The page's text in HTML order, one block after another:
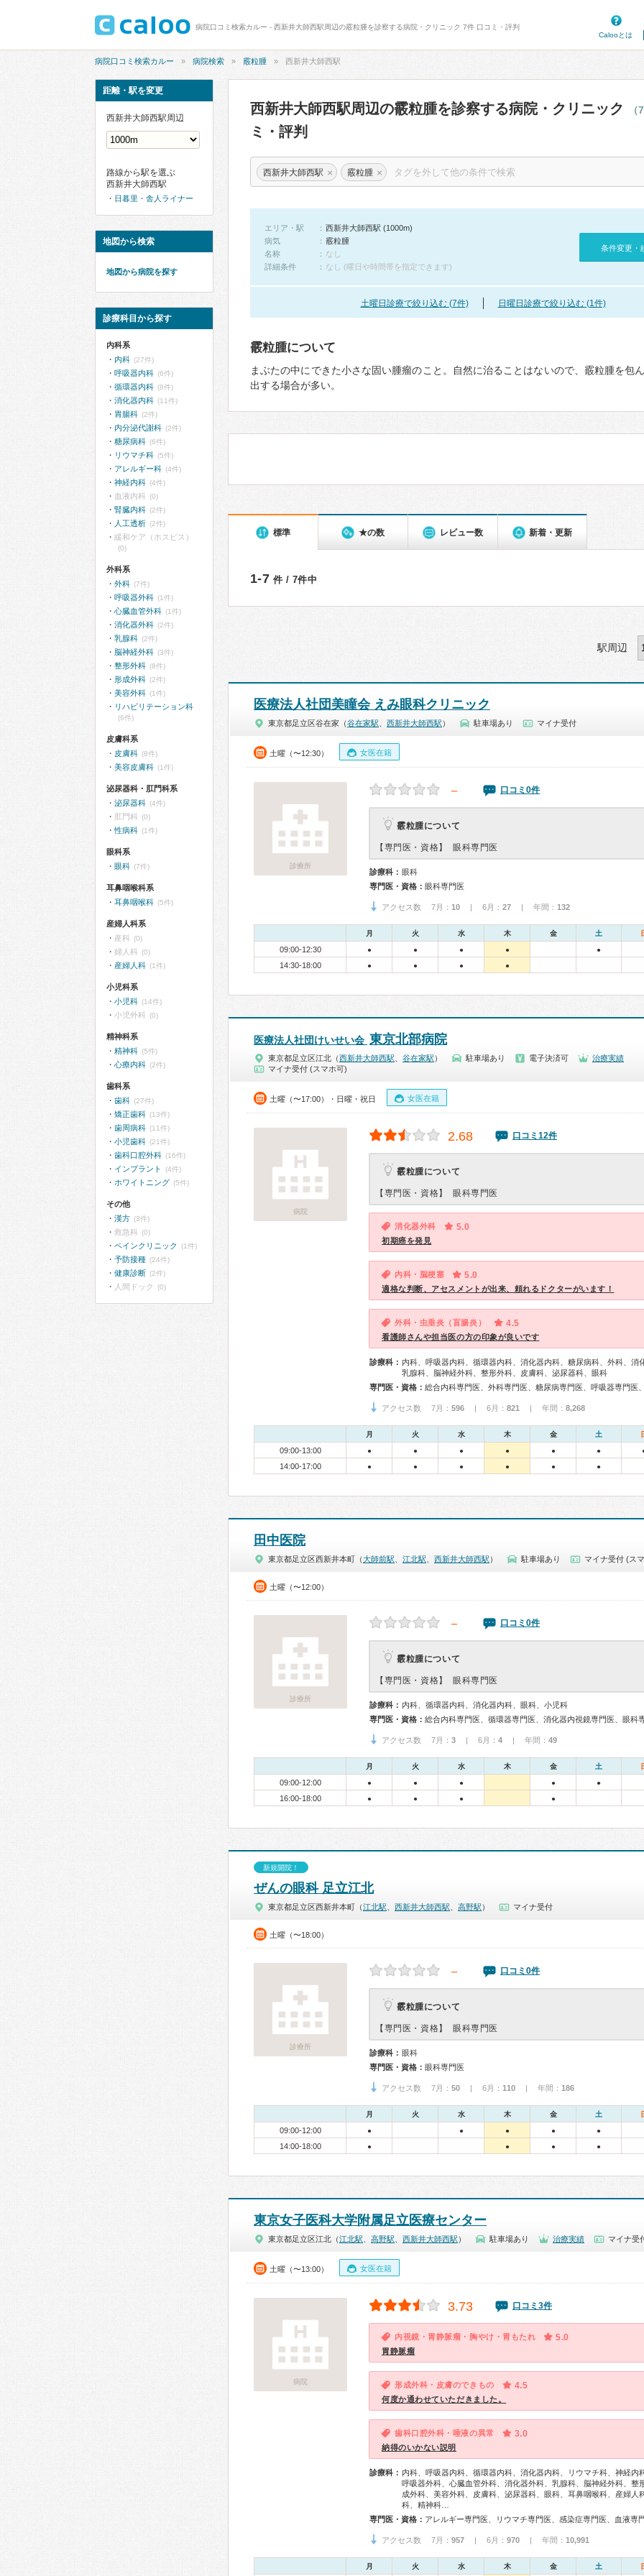
病院口コミ検索カルー - 西新井大師西駅周辺の霰粒腫を診察する病院・クリニック 7件 口コミ・評判
Calooとは
病院口コミ検索カルー 病院検索 霰粒腫 西新井大師西駅
西新井大師西駅周辺の霰粒腫を診察する病院・クリニック
ミ・評判
西新井大師西駅 × 霰粒腫 ×
エリア・駅
西新井大師西駅 (1000m)
病気
霰粒腫
名称
なし
詳細条件
なし (曜日や時間帯を指定できます)
条件変更・
土曜日診療で絞り込む (7件) 日曜日診療で絞り込む (1件)
霰粒腫について
まぶたの中にできた小さな固い腫瘤のこと。自然に治ることはないので、霰粒腫を包
出する場合が多い。
標準 ★の数 レビュー数 新着・更新
1-7 件 / 7件中
駅周辺
医療法人社団美瞳会 えみ眼科クリニック
東京都足立区谷在家（谷在家駅 西新井大師西駅 ） 駐車場あり マイナ受付
土曜（〜12:30） 女医在籍
診療所
－ 口コミ0件
霰粒腫について
【専門医・資格】 眼科専門医
診療科： 眼科
専門医・資格： 眼科専門医
アクセス数 7月： 10 | 6月： 27 | 年間： 132
月 火 水 木 金 土
09:00-12:30 ● ● ● ● ●
14:30-18:00 ● ● ● ●
医療法人社団けいせい会 東京北部病院
東京都足立区江北（西新井大師西駅 谷在家駅 ） 駐車場あり 電子決済可
治療実績
マイナ受付 (スマホ可)
土曜（〜17:00）・日曜・祝日 女医在籍
病院
2.68 口コミ12件
霰粒腫について
【専門医・資格】 眼科専門医
消化器外科 5.0
初期癌を発見
内科・脳梗塞 5.0
適格な判断、アセスメントが出来、頼れるドクターがいます！
外科・虫垂炎（盲腸炎） 4.5
看護師さんや担当医の方の印象が良いです
診療科： 内科、呼吸器内科、循環器内科、消化器内科、糖尿病科、外科、消
乳腺科、脳神経外科、整形外科、皮膚科、泌尿器科、眼科
専門医・資格：
アクセス数 7月： 596 | 6月： 821 | 年間： 8,268
月 火 水 木 金 土
09:00-13:00 ● ● ● ● ● ●
14:00-17:00 ● ● ● ● ● ●
田中医院
東京都足立区西新井本町（大師前駅 江北駅 西新井大師西駅 ） 駐車場あり マイナ受付 (ス
土曜（〜12:00）
診療所
－ 口コミ0件
霰粒腫について
【専門医・資格】 眼科専門医
診療科： 内科、循環器内科、消化器内科、眼科、小児科
専門医・資格： 総合内科専門医、循環器専門医、消化器内視鏡専門医、眼科
アクセス数 7月： 3 | 6月： 4 | 年間： 49
月 火 水 木 金 土
09:00-12:00 ● ● ● ● ●
16:00-18:00 ● ● ● ●
新規開院！
ぜんの眼科 足立江北
東京都足立区西新井本町（江北駅 西新井大師西駅 高野駅 ） マイナ受付
土曜（〜18:00）
診療所
－ 口コミ0件
霰粒腫について
【専門医・資格】 眼科専門医
診療科： 眼科
専門医・資格： 眼科専門医
アクセス数 7月： 50 | 6月： 110 | 年間： 186
月 火 水 木 金 土
09:00-12:00 ● ● ● ● ●
14:00-18:00 ● ● ● ●
東京女子医科大学附属足立医療センター
東京都足立区江北（江北駅 高野駅 西新井大師西駅 ） 駐車場あり 治療実績 マイナ受
土曜（〜13:00） 女医在籍
病院
3.73 口コミ3件
内視鏡・胃静脈瘤・胸やけ・胃もたれ 5.0
胃静脈瘤
形成外科・皮膚のできもの 4.5
何度か通わせていただきました。
歯科口腔外科・唾液の異常 3.0
納得のいかない説明
診療科： 内科、呼吸器内科、循環器内科、消化器内科、リウマチ科、神経内
呼吸器外科、心臓血管外科、消化器外科、乳腺科、脳神経外科、整
成外科、美容外科、皮膚科、泌尿器科、眼科、耳鼻咽喉科、産婦人
科、精神科…
専門医・資格：
アクセス数 7月： 957 | 6月： 970 | 年間： 10,991
月 火 水 木 金 土
距離・駅を変更
西新井大師西駅周辺
路線から駅を選ぶ
西新井大師西駅
日暮里・舎人ライナー
地図から検索
地図から病院を探す
診療科目から探す
内科系
内科 (27件)
呼吸器内科 (6件)
循環器内科 (8件)
消化器内科 (11件)
胃腸科 (2件)
内分泌代謝科 (2件)
糖尿病科 (6件)
リウマチ科 (5件)
アレルギー科 (4件)
神経内科 (4件)
血液内科 (0)
腎臓内科 (2件)
人工透析 (2件)
緩和ケア（ホスピス）
(0)
外科系
外科 (7件)
呼吸器外科 (1件)
心臓血管外科 (1件)
消化器外科 (2件)
乳腺科 (2件)
脳神経外科 (3件)
整形外科 (8件)
形成外科 (2件)
美容外科 (1件)
リハビリテーション科
(6件)
皮膚科系
皮膚科 (8件)
美容皮膚科 (1件)
泌尿器科・肛門科系
泌尿器科 (4件)
肛門科 (0)
性病科 (1件)
眼科系
眼科 (7件)
耳鼻咽喉科系
耳鼻咽喉科 (5件)
産婦人科系
産科 (0)
婦人科 (0)
産婦人科 (1件)
小児科系
小児科 (14件)
小児外科 (0)
精神科系
精神科 (5件)
心療内科 (2件)
歯科系
歯科 (27件)
矯正歯科 (13件)
歯周病科 (11件)
小児歯科 (21件)
歯科口腔外科 (16件)
インプラント (4件)
ホワイトニング (5件)
その他
漢方 (3件)
救急科 (0)
ペインクリニック (1件)
予防接種 (24件)
健康診断 (2件)
人間ドック (0)